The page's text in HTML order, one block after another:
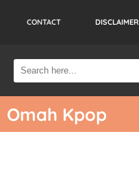
CONTACT DISCLAIMER
Omah Kpop